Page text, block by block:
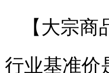
【大宗
行业基准价